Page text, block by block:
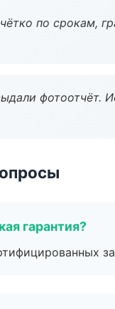
по срокам,
фотоотчёт.
гарантия?